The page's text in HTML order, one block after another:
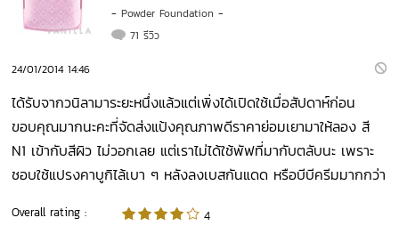
-Powder Foundation -
71 รีวิว
24/01/2014 14:46
ได้รับจากวนิลามาระยะหนึ่งแล้วแต่เพิ่งได้เปิดใช้เมื่อสัปดาห์ก่อน
ขอบคุณมากนะคะที่จัดส่งแป้งคุณภาพดีราคาย่อมเยามาให้ลอง สี
N1 เข้ากับสีผิว ไม่วอกเลย แต่เราไม่ได้ใช้พัฟที่มากับตลับนะ เพราะ
ชอบใช้แปรงคาบูกิไล้เบา ๆ หลังลงเบสกันแดด หรือบีบีครีมมากกว่า
Overall rating :
4